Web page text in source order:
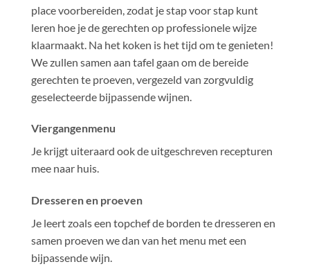
place voorbereiden, zodat je stap voor stap kunt
leren hoe je de gerechten op professionele wijze
klaarmaakt. Na het koken is het tijd om te genieten!
We zullen samen aan tafel gaan om de bereide
gerechten te proeven, vergezeld van zorgvuldig
geselecteerde bijpassende wijnen.
Viergangenmenu
Je krijgt uiteraard ook de uitgeschreven recepturen
mee naar huis.
Dresseren en proeven
Je leert zoals een topchef de borden te dresseren en
samen proeven we dan van het menu met een
bijpassende wijn.